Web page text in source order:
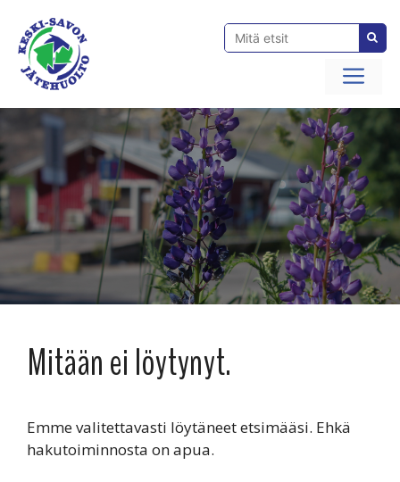
sisältöön
Mitään ei löytynyt.
Emme valitettavasti löytäneet etsimääsi. Ehkä
hakutoiminnosta on apua.